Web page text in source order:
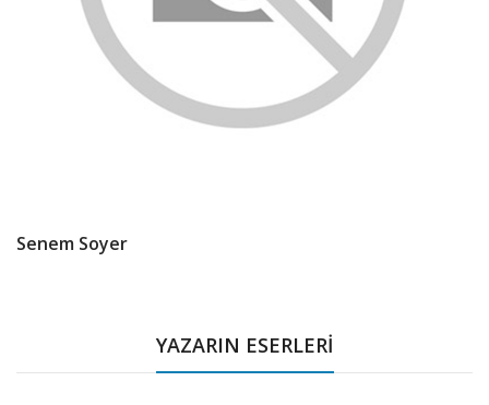
Senem Soyer
YAZARIN ESERLERİ